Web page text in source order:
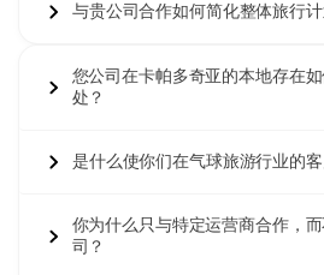
与贵公司合作如何简化整体旅行
您公司在卡帕多奇亚的本地存在
处？
是什么使你们在气球旅游行业的
你为什么只与特定运营商合作，
司？